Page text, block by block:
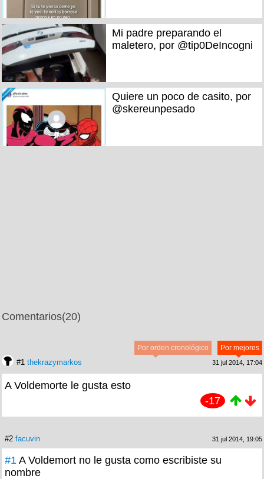
Mi padre preparando el
maletero, por @tip0DeIncogni
Quiere un poco de casito, por
@skereunpesado
Comentarios(20)
Por mejores
Por orden cronológico
#1 thekrazymarkos 31 jul 2014, 17:04
A Voldemorte le gusta esto
-17
#2 facuvin 31 jul 2014, 19:05
#1 A Voldemort no le gusta como escribiste su
nombre